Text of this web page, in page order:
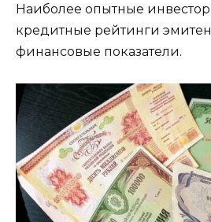
Наиболее опытные
кредитные рейтинги
финансовые показатели.